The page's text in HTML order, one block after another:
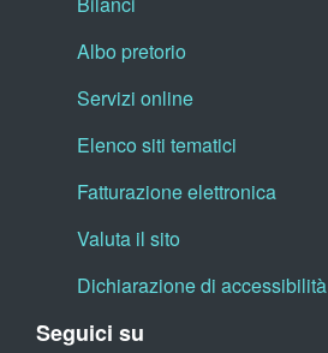
Albo pretorio
Servizi online
Elenco siti tematici
Fatturazione elettronica
Valuta il sito
Dichiarazione di accessibilità
Seguici su